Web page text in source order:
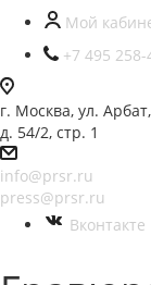
Мой
+7 495 258-
г. Москва, ул. Арбат,
д. 54/2, стр. 1
info@prsr.ru
press@prsr.ru
Вконтакте